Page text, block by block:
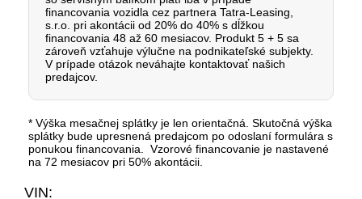
financovania vozidla cez partnera Tatra-Leasing,
s.r.o. pri akontácii od 20% do 40% s dĺžkou
financovania 48 až 60 mesiacov. Produkt 5 + 5 sa
zároveň vzťahuje výlučne na podnikateľské subjekty.
V prípade otázok neváhajte kontaktovať našich
predajcov.
* Výška mesačnej splátky je len orientačná. Skutočná výška
splátky bude upresnená predajcom po odoslaní formulára s
ponukou financovania. Vzorové financovanie je nastavené
na 72 mesiacov pri 50% akontácii.
VIN: